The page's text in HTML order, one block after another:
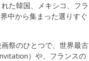
た韓国、メキシコ、フラ
中から集まった選りすぐ
祭のひとつで、世界最古
）や、フランスの